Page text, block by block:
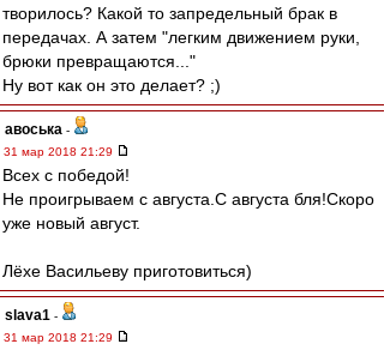
творилось? Какой то запредельный брак в
передачах. А затем "легким движением руки,
брюки превращаются..."
Ну вот как он это делает? ;)
авоська -
31 мар 2018 21:29
Всех с победой!
Не проигрываем с августа.С августа бля!Скоро
уже новый август.
Лёхе Васильеву приготовиться)
slava1 -
31 мар 2018 21:29